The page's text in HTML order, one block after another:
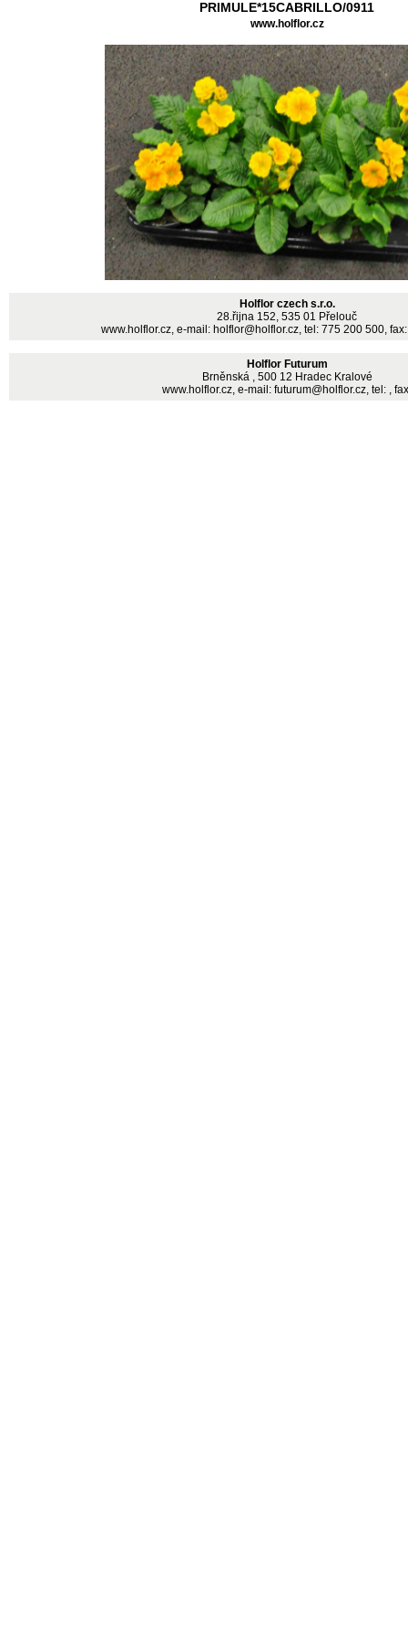
PRIMULE*15CABRILLO/0911
www.holflor.cz
Holflor czech s.r.o.
28.řijna 152, 535 01 Přelouč
www.holflor.cz, e-mail: holflor@holflor.cz, tel: 775 200 500,
Holflor Futurum
Brněnská , 500 12 Hradec Kralové
www.holflor.cz, e-mail: futurum@holflor.cz, tel: ,